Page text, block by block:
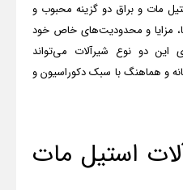
مات و براق دو گزینه محبوب و
مزایا و محدودیت‌های خاص خود
این دو نوع شیرآلات می‌تواند
و هماهنگ با سبک دکوراسیون و
استیل مات